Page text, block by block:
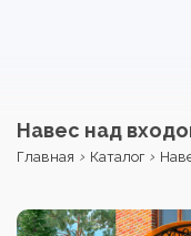
Навес над
Главная › Каталог ›